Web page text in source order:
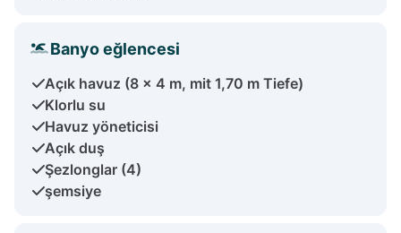
Banyo eğlencesi
Açık havuz (8 x 4 m, mit 1,70 m Tiefe)
Klorlu su
Havuz yöneticisi
Açık duş
Şezlonglar (4)
şemsiye